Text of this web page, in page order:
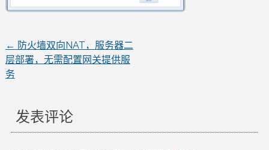
文
章
导
航
← 防火墙双向NAT，服务器二
层部署，无需配置网关提供服
务
发表评论